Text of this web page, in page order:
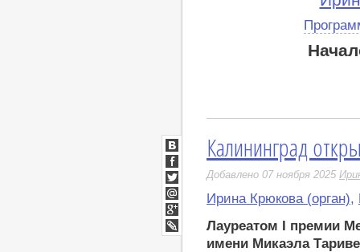
Калининград
Добавлено 07 ноября 2025
Ирина Крюкова (орган),
Лауреатом I премии
имени Микаэла
ВКонтакте
Facebook
Twitter
Мой
Мир
Google+
LiveJournal